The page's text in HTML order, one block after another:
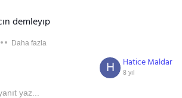
demleyıp
Daha fazla
Hatice Maldar
8 yıl
H